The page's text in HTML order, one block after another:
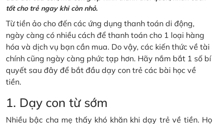
tốt cho trẻ ngay khi còn nhỏ.
Từ tiền ảo cho đến các ứng dụng thanh toán di động,
ngày càng có nhiều cách để thanh toán cho 1 loại hàng
hóa và dịch vụ bạn cần mua. Do vậy, các kiến thức về tài
chính cũng ngày càng phức tạp hơn. Hãy nắm bắt 1 số bí
quyết sau đây để bắt đầu dạy con trẻ các bài học về
tiền.
1. Dạy con từ sớm
Nhiều bậc cha mẹ thấy khó khăn khi dạy trẻ về tiền. Họ